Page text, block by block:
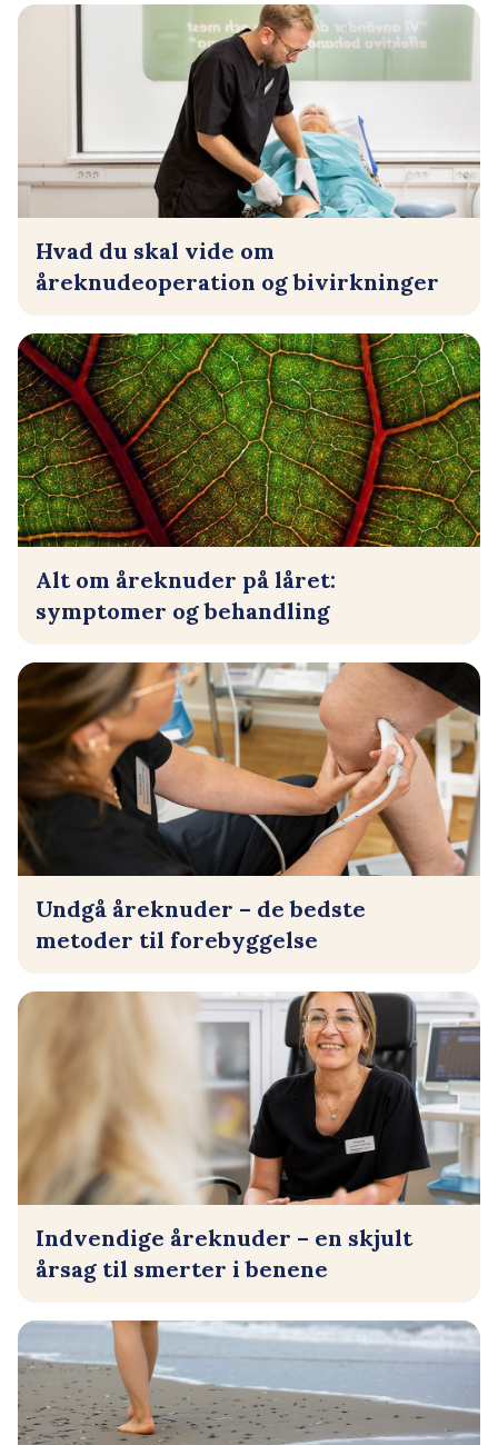
Hvad du skal vide om
åreknudeoperation og bivirkninger
Alt om åreknuder på låret:
symptomer og behandling
Undgå åreknuder – de bedste
metoder til forebyggelse
Indvendige åreknuder – en skjult
årsag til smerter i benene